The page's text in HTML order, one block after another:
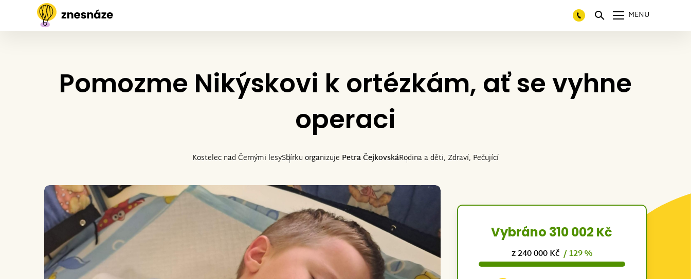
MENU
Pomozme Nikýskovi k ortézkám, ať se vyhne
operaci
Kostelec nad Černými lesySbírku organizuje Petra ČejkovskáRodina a děti, Zdraví, Pečující
Vybráno 310 002 Kč
z 240 000 Kč / 129 %